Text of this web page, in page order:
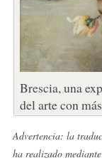
Brescia, una
del arte con
Advertencia: la
ha realizado